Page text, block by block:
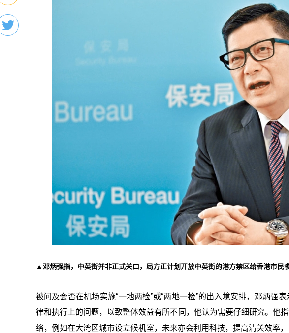
▲邓炳强指，中英街并非正式关口，局方正计划开放中英街的港方禁区给香港市民
被问及会否在机场实施“一地两检”或“两地一检”的出入境安排，邓炳强
律和执行上的问题，以致整体效益有所不同，他认为需要仔细研究。他
络，例如在大湾区城市设立候机室，未来亦会利用科技，提高清关效率